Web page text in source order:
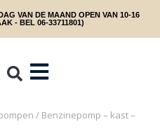
VAN DE MAAND OPEN VAN 10-16
- BEL 06-33711801)
/ Benzinepomp – kast –